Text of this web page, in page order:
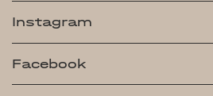
Instagram
Facebook